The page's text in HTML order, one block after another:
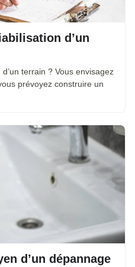
d’un
terrain ? Vous envisagez
prévoyez construire un
d’un dépannage